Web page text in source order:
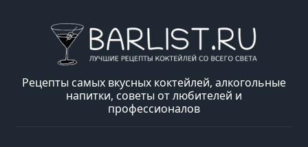
Рецепты самых вкусных коктейлей, алкогольные
напитки, советы от любителей и
профессионалов